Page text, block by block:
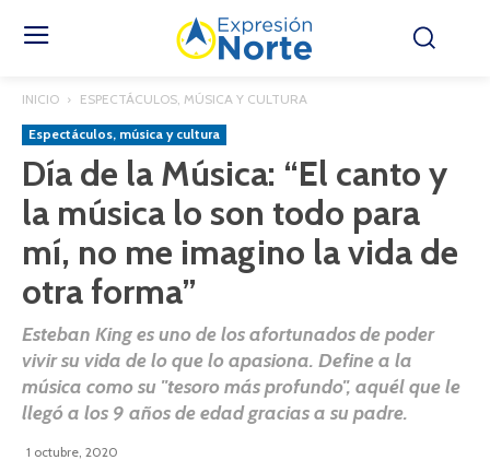
INICIO ESPECTÁCULOS, MÚSICA Y CULTURA
Espectáculos, música y cultura
Día de la Música: “El canto y
la música lo son todo para
mí, no me imagino la vida de
otra forma”
Esteban King es uno de los afortunados de poder
vivir su vida de lo que lo apasiona. Define a la
música como su "tesoro más profundo", aquél que le
llegó a los 9 años de edad gracias a su padre.
1 octubre, 2020